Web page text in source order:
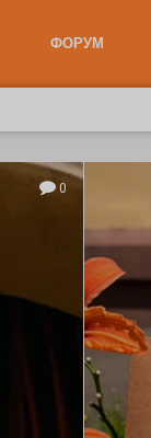
ФОРУМ
0